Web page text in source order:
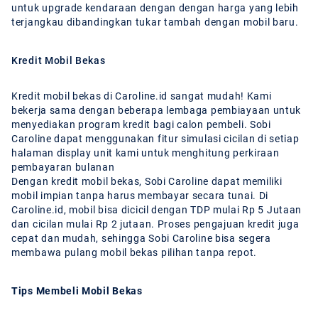
untuk upgrade kendaraan dengan dengan harga yang lebih
terjangkau dibandingkan tukar tambah dengan mobil baru.
Kredit Mobil Bekas
Kredit mobil bekas di Caroline.id sangat mudah! Kami
bekerja sama dengan beberapa lembaga pembiayaan untuk
menyediakan program kredit bagi calon pembeli. Sobi
Caroline dapat menggunakan fitur simulasi cicilan di setiap
halaman display unit kami untuk menghitung perkiraan
pembayaran bulanan
Dengan kredit mobil bekas, Sobi Caroline dapat memiliki
mobil impian tanpa harus membayar secara tunai. Di
Caroline.id, mobil bisa dicicil dengan TDP mulai Rp 5 Jutaan
dan cicilan mulai Rp 2 jutaan. Proses pengajuan kredit juga
cepat dan mudah, sehingga Sobi Caroline bisa segera
membawa pulang mobil bekas pilihan tanpa repot.
Tips Membeli Mobil Bekas